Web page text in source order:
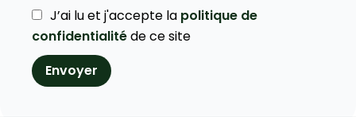
J’ai lu et j'accepte la politique de
confidentialitéde ce site
Envoyer